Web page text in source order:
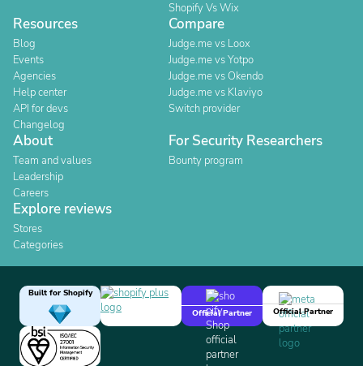
Shopify Vs Wix
Resources
Blog
Events
Agencies
Help center
API for devs
Changelog
Compare
Judge.me vs Loox
Judge.me vs Yotpo
Judge.me vs Okendo
Judge.me vs Klaviyo
Switch provider
About
Team and values
Leadership
Careers
For Security Researchers
Bounty program
Explore reviews
Stores
Categories
Built for Shopify
Official Partner
Official Partner